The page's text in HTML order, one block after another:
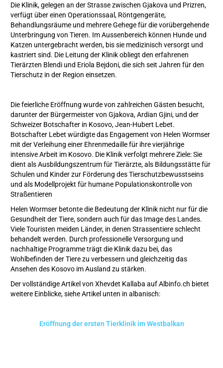
Die Klinik, gelegen an der Strasse zwischen Gjakova und Prizren,
verfügt über einen Operationssaal, Röntgengeräte,
Behandlungsräume und mehrere Gehege für die vorübergehende
Unterbringung von Tieren. Im Aussenbereich können Hunde und
Katzen untergebracht werden, bis sie medizinisch versorgt und
kastriert sind. Die Leitung der Klinik obliegt den erfahrenen
Tierärzten Blendi und Eriola Bejdoni, die sich seit Jahren für den
Tierschutz in der Region einsetzen.​
Die feierliche Eröffnung wurde von zahlreichen Gästen besucht,
darunter der Bürgermeister von Gjakova, Ardian Gjini, und der
Schweizer Botschafter in Kosovo, Jean-Hubert Lebet.
Botschafter Lebet würdigte das Engagement von Helen Wormser
mit der Verleihung einer Ehrenmedaille für ihre vierjährige
intensive Arbeit im Kosovo. Die Klinik verfolgt mehrere Ziele: Sie
dient als Ausbildungszentrum für Tierärzte, als Bildungsstätte für
Schulen und Kinder zur Förderung des Tierschutzbewusstseins
und als Modellprojekt für humane Populationskontrolle von
Straßentieren
Helen Wormser betonte die Bedeutung der Klinik nicht nur für die
Gesundheit der Tiere, sondern auch für das Image des Landes.
Viele Touristen meiden Länder, in denen Strassentiere schlecht
behandelt werden. Durch professionelle Versorgung und
nachhaltige Programme trägt die Klinik dazu bei, das
Wohlbefinden der Tiere zu verbessern und gleichzeitig das
Ansehen des Kosovo im Ausland zu stärken.​
Der vollständige Artikel von Xhevdet Kallaba auf Albinfo.ch bietet
weitere Einblicke, siehe Artikel unten in albanisch:
Eröffnung der ersten Tierklinik im Westbalkan